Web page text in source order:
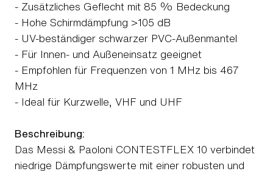
- Zusätzliches Geflecht mit 85 % Bedeckung
- Hohe Schirmdämpfung >105 dB
- UV-beständiger schwarzer PVC-Außenmantel
- Für Innen- und Außeneinsatz geeignet
- Empfohlen für Frequenzen von 1 MHz bis 467
MHz
- Ideal für Kurzwelle, VHF und UHF
Beschreibung:
Das Messi & Paoloni CONTESTFLEX 10 verbindet
niedrige Dämpfungswerte mit einer robusten und